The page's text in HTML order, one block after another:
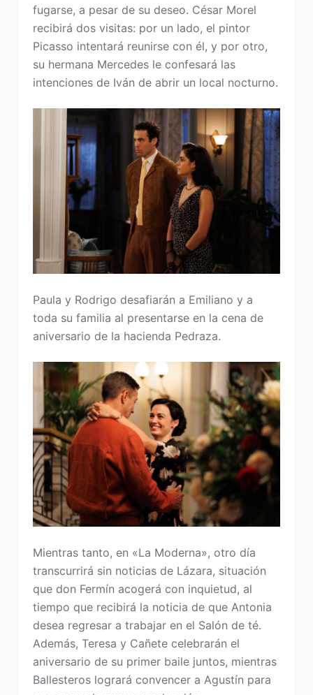
fugarse, a pesar de su deseo. César Morel
recibirá dos visitas: por un lado, el pintor
Picasso intentará reunirse con él, y por otro,
su hermana Mercedes le confesará las
intenciones de Iván de abrir un local nocturno.
Paula y Rodrigo desafiarán a Emiliano y a
toda su familia al presentarse en la cena de
aniversario de la hacienda Pedraza.
Mientras tanto, en «La Moderna», otro día
transcurrirá sin noticias de Lázara, situación
que don Fermín acogerá con inquietud, al
tiempo que recibirá la noticia de que Antonia
desea regresar a trabajar en el Salón de té.
Además, Teresa y Cañete celebrarán el
aniversario de su primer baile juntos, mientras
Ballesteros logrará convencer a Agustín para